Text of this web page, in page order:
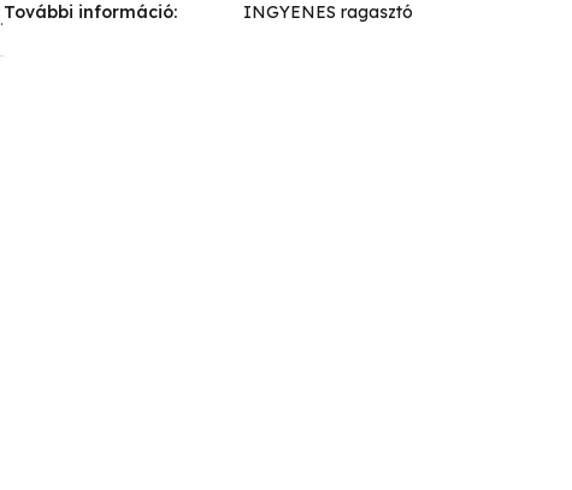
.További információ: INGYENES ragasztó